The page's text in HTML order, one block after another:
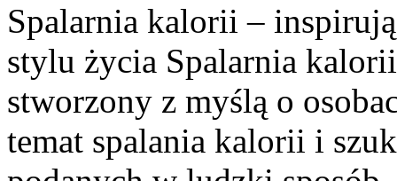
Spalarnia kalorii –
stylu życia Spalarnia
stworzony z myślą o
temat spalania kalorii i